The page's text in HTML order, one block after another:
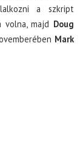
a szkript
majd Doug
Mark